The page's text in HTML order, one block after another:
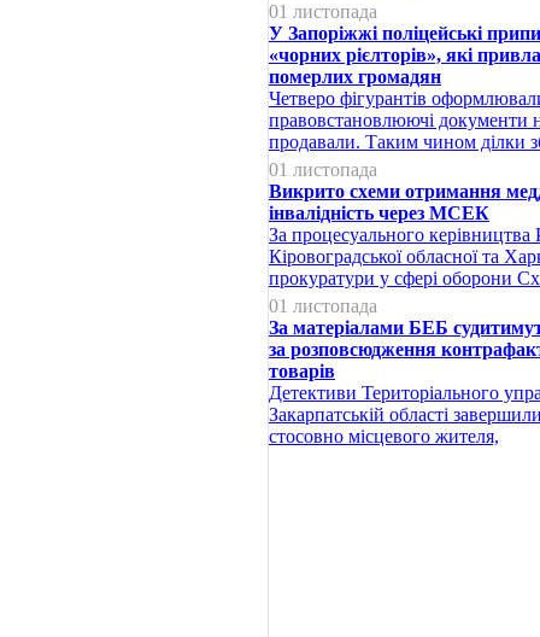
01 листопада
У Запоріжжі поліцейські
«чорних рієлторів», які
померлих громадян
Четверо фігурантів
правовстановлюючі документи
продавали. Таким чином ділки
01 листопада
Викрито схеми отримання
інвалідність через МСЕК
За процесуального керівництва
Кіровоградської обласної та
прокуратури у сфері оборони
01 листопада
За матеріалами БЕБ
за розповсюдження
товарів
Детективи Територіального
Закарпатській області
стосовно місцевого жителя,